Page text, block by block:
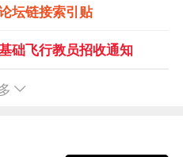
坛链接索引贴
础飞行教员招收通知
发现会被封掉ID、且无任何警告